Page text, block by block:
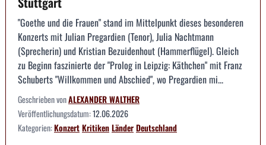
"Goethe und die Frauen" stand im Mittelpunkt dieses besonderen
Konzerts mit Julian Pregardien (Tenor), Julia Nachtmann
(Sprecherin) und Kristian Bezuidenhout (Hammerflügel). Gleich
zu Beginn faszinierte der "Prolog in Leipzig: Käthchen" mit Franz
Schuberts "Willkommen und Abschied", wo Pregardien mi...
Geschrieben vonALEXANDER WALTHER
Veröffentlichungsdatum:12.06.2026
Kategorien:KonzertKritikenLänderDeutschland